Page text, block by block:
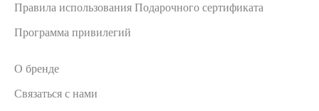
Правила использования Подарочного сертификата
Программа привилегий
О бренде
Связаться с нами